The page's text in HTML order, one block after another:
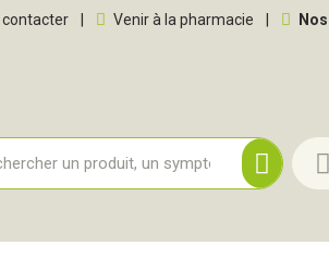
service
contacter Venir à la pharmacie